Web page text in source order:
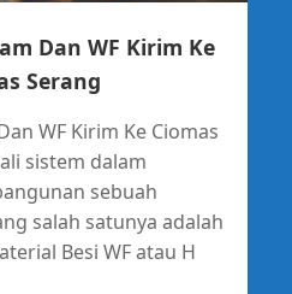
Dan WF Kirim Ke
Serang
WF Kirim Ke Ciomas
sistem dalam
sebuah
salah satunya adalah
Besi WF atau H